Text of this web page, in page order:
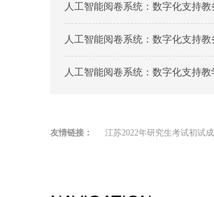
人工智能阅卷系统：数字化支持
人工智能阅卷系统：数字化支持
人工智能阅卷系统：数字化支持
友情链接： 江苏2022年研究生考试初试